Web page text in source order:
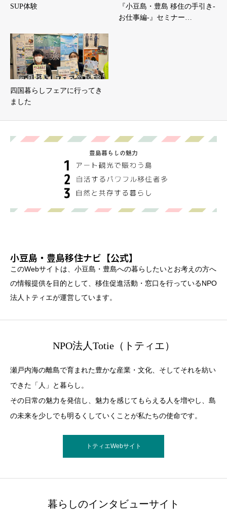
SUP体験
『小豆島・豊島 移住の手引き-
お仕事編-』セミナー…
四国暮らしフェアに行ってき
ました
小豆島・豊島移住ナビ【公式】
このWebサイトは、小豆島・豊島への暮らしたいとお考えの方へ
の情報提供を目的として、移住促進活動・窓口を行っているNPO
法人トティエが運営しています。
NPO法人Totie（トティエ）
瀬戸内海の離島で育まれた豊かな産業・文化、そしてそれを紡い
できた「人」と暮らし。
その日常の魅力を発信し、魅力を感じてもらえる人を増やし、島
の未来を少しでも明るくしていくことが私たちの使命です。
トティエWebサイト
暮らしのインタビューサイト